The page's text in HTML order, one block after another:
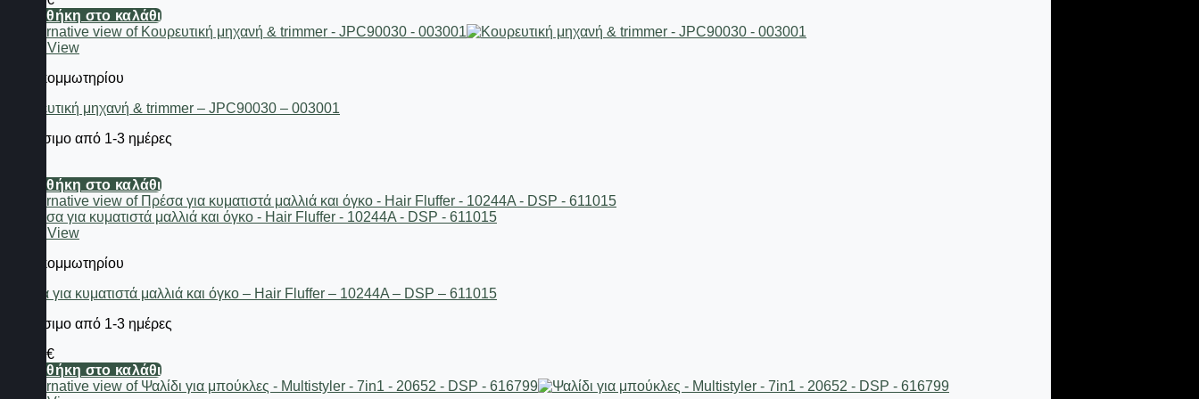
Προσθήκη στο καλάθι
Quick View
Είδη κομμωτηρίου
Κουρευτική μηχανή & trimmer – JPC90030 – 003001
Διαθέσιμο από 1-3 ημέρες
Προσθήκη στο καλάθι
Quick View
Είδη κομμωτηρίου
Πρέσα για κυματιστά μαλλιά και όγκο – Hair Fluffer – 10244A – DSP – 611015
Διαθέσιμο από 1-3 ημέρες
€
Προσθήκη στο καλάθι